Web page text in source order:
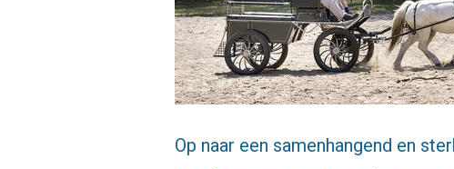
Op naar een samenhangend en